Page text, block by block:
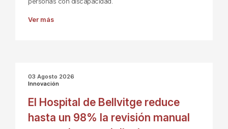
Ver más
03 Agosto 2026
Innovación
El Hospital de Bellvitge reduce
hasta un 98% la revisión manual